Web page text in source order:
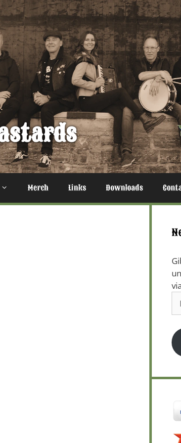
Merch Links Downloads